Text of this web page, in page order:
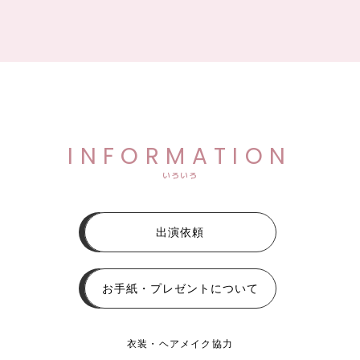
INFORMATION
いろいろ
出演依頼
お手紙・プレゼントについて
衣装・ヘアメイク協力